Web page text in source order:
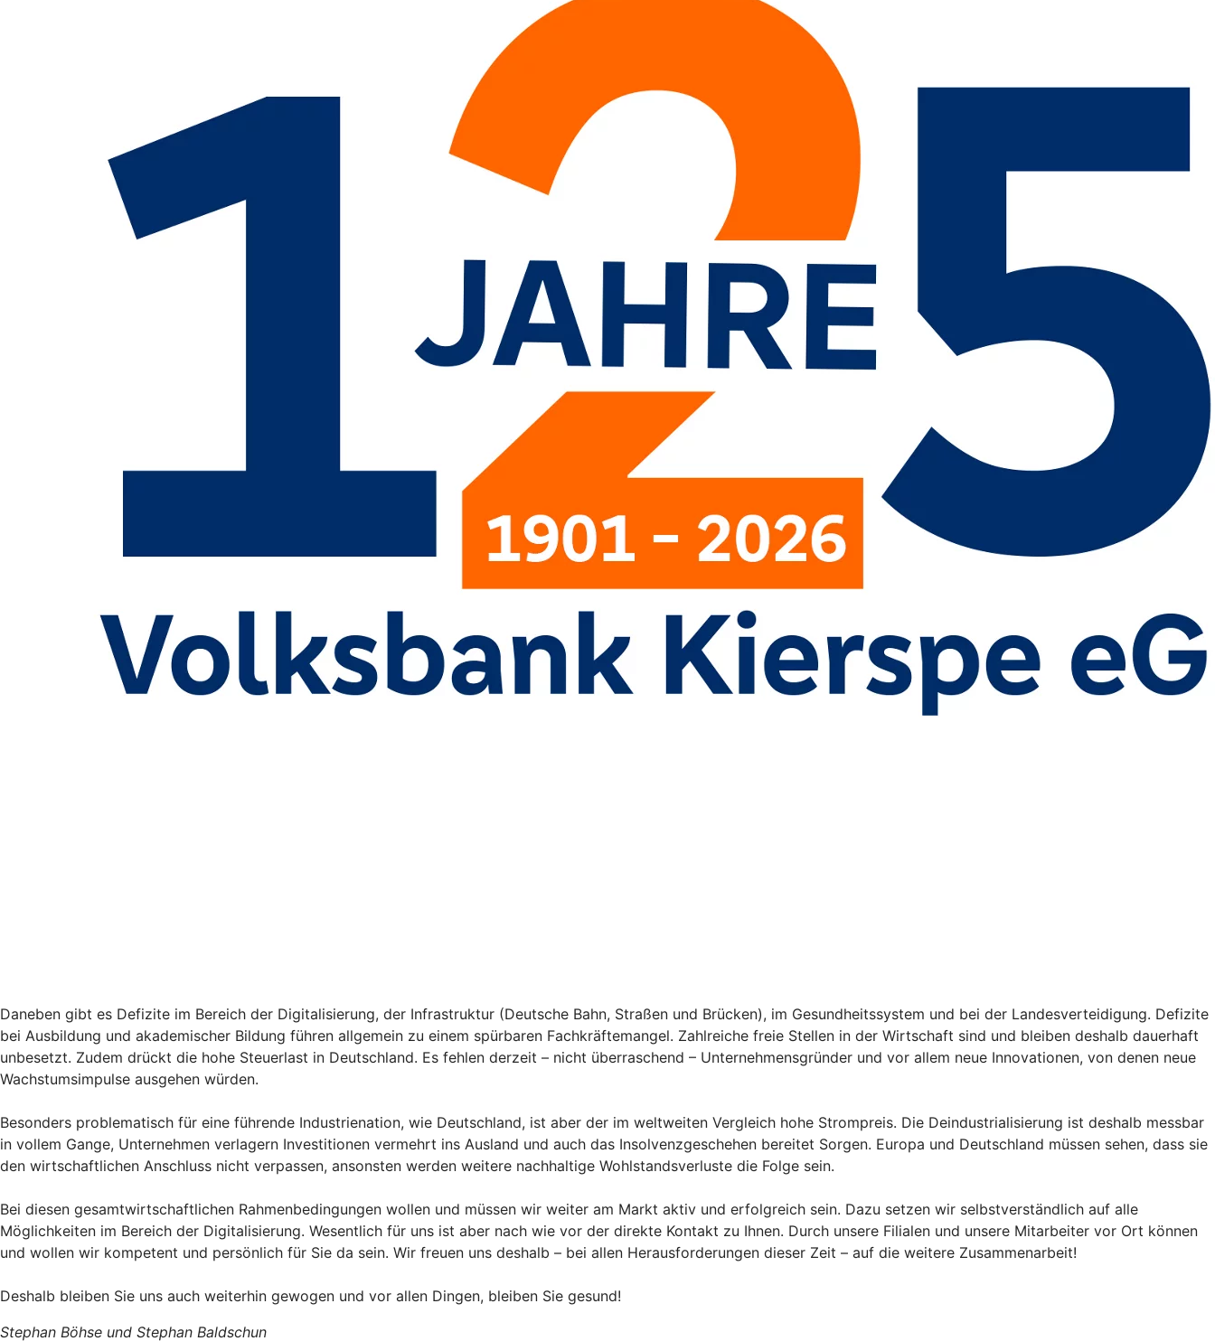
Daneben gibt es Defizite im Bereich der Digitalisierung, der Infrastruktur (Deutsche Bahn, Straßen und Brücken), im Gesundheitssystem und bei der Landesverteidigung. Defizite
bei Ausbildung und akademischer Bildung führen allgemein zu einem spürbaren Fachkräftemangel. Zahlreiche freie Stellen in der Wirtschaft sind und bleiben deshalb dauerhaft
unbesetzt. Zudem drückt die hohe Steuerlast in Deutschland. Es fehlen derzeit – nicht überraschend – Unternehmensgründer und vor allem neue Innovationen, von denen neue
Wachstumsimpulse ausgehen würden.
Besonders problematisch für eine führende Industrienation, wie Deutschland, ist aber der im weltweiten Vergleich hohe Strompreis. Die Deindustrialisierung ist deshalb messbar
in vollem Gange, Unternehmen verlagern Investitionen vermehrt ins Ausland und auch das Insolvenzgeschehen bereitet Sorgen. Europa und Deutschland müssen sehen, dass sie
den wirtschaftlichen Anschluss nicht verpassen, ansonsten werden weitere nachhaltige Wohlstandsverluste die Folge sein.
Bei diesen gesamtwirtschaftlichen Rahmenbedingungen wollen und müssen wir weiter am Markt aktiv und erfolgreich sein. Dazu setzen wir selbstverständlich auf alle
Möglichkeiten im Bereich der Digitalisierung. Wesentlich für uns ist aber nach wie vor der direkte Kontakt zu Ihnen. Durch unsere Filialen und unsere Mitarbeiter vor Ort können
und wollen wir kompetent und persönlich für Sie da sein. Wir freuen uns deshalb – bei allen Herausforderungen dieser Zeit – auf die weitere Zusammenarbeit!
Deshalb bleiben Sie uns auch weiterhin gewogen und vor allen Dingen, bleiben Sie gesund!
Stephan Böhse und Stephan Baldschun